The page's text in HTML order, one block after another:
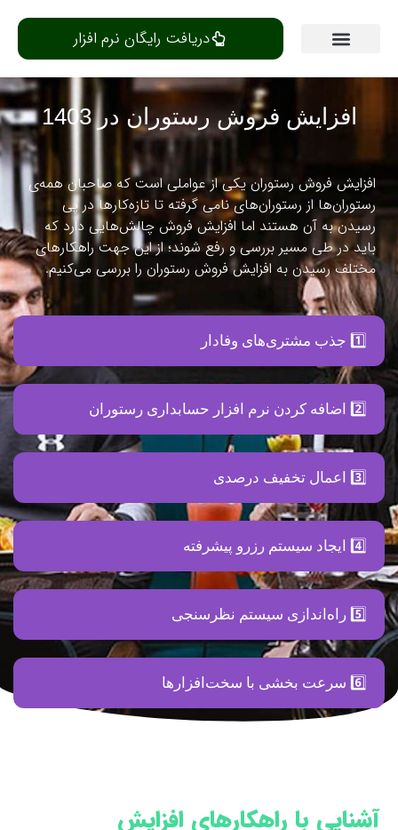
دریافت رایگان نرم افزار
افزایش فروش رستوران در 1403
افزایش فروش رستوران یکی از عواملی است که صاحبان همه‌ی
رستوران‌ها از رستوران‌های نامی گرفته تا تازه‌کارها در پی
رسیدن به آن هستند اما افزایش فروش چالش‌هایی دارد که
باید در طی مسیر بررسی و رفع شوند؛ از این جهت راهکارهای
مختلف رسیدن به افزایش فروش رستوران را بررسی می‌کنیم.
1️⃣ جذب مشتری‌های وفادار
2️⃣ اضافه کردن نرم افزار حسابداری رستوران
3️⃣ اعمال تخفیف درصدی
4️⃣ ایجاد سیستم رزرو پیشرفته
5️⃣ راه‌اندازی سیستم نظرسنجی
6️⃣ سرعت بخشی با سخت‌افزارها
آشنایی با راهکارهای افزایش